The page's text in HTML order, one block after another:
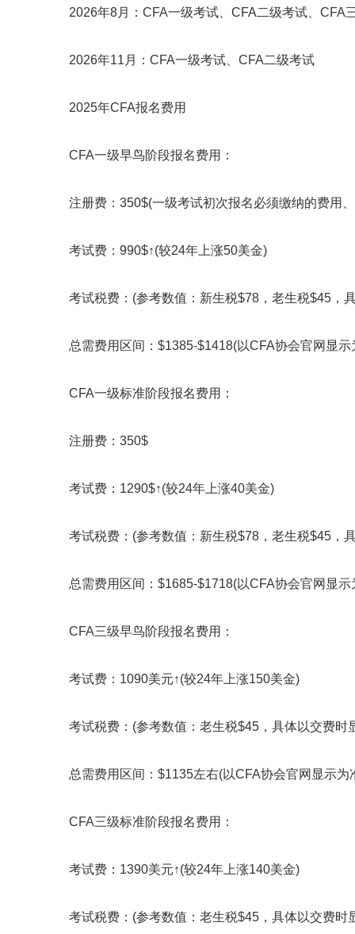
2026年8月：CFA一级考试、CFA二级考试、CFA
2026年11月：CFA一级考试、CFA二级考试
2025年CFA报名费用
CFA一级早鸟阶段报名费用：
注册费：350$(一级考试初次报名必须缴纳的费用、
考试费：990$↑(较24年上涨50美金)
考试税费：(参考数值：新生税$78，老生税$45，
总需费用区间：$1385-$1418(以CFA协会官网显示
CFA一级标准阶段报名费用：
注册费：350$
考试费：1290$↑(较24年上涨40美金)
考试税费：(参考数值：新生税$78，老生税$45，
总需费用区间：$1685-$1718(以CFA协会官网显示
CFA三级早鸟阶段报名费用：
考试费：1090美元↑(较24年上涨150美金)
考试税费：(参考数值：老生税$45，具体以交费时
总需费用区间：$1135左右(以CFA协会官网显示为
CFA三级标准阶段报名费用：
考试费：1390美元↑(较24年上涨140美金)
考试税费：(参考数值：老生税$45，具体以交费时